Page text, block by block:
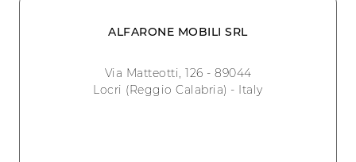
ALFARONE MOBILI SRL
Via Matteotti, 126 - 89044
Locri (Reggio Calabria) - Italy